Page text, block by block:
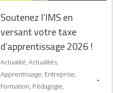
Soutenez l’IMS en
versant votre taxe
d’apprentissage 2026 !
Actualité, Actualités,
Apprentissage, Entreprise,
Formation, Pédagogie,